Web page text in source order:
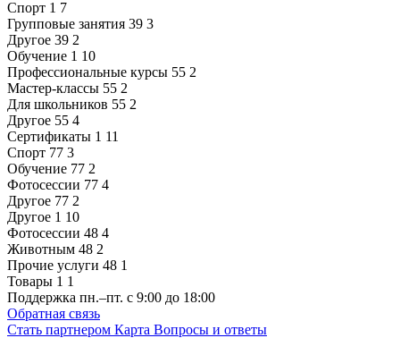
Спорт 1 7
Групповые занятия 39 3
Другое 39 2
Обучение 1 10
Профессиональные курсы 55 2
Мастер-классы 55 2
Для школьников 55 2
Другое 55 4
Сертификаты 1 11
Спорт 77 3
Обучение 77 2
Фотосессии 77 4
Другое 77 2
Другое 1 10
Фотосессии 48 4
Животным 48 2
Прочие услуги 48 1
Товары 1 1
Поддержка пн.–пт. с 9:00 до 18:00
Обратная связь
Стать партнером Карта Вопросы и ответы